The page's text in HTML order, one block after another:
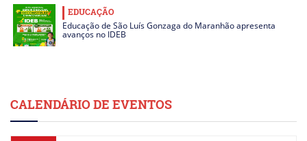
EDUCAÇÃO
Educação de São Luís Gonzaga do Maranhão apresenta
avanços no IDEB
CALENDÁRIO DE EVENTOS